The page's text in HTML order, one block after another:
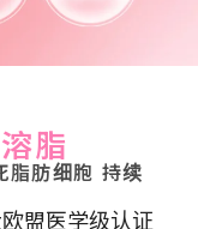
脂
脂肪细胞 持续
盟医学级认证